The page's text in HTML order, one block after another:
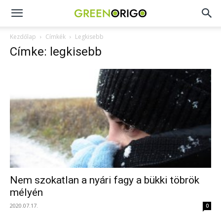
Green
Origo
portál
Kezdőlap Címkék Legkisebb
Címke: legkisebb
Nem szokatlan a nyári fagy a bükki töbrök
mélyén
2020.07.17. 0